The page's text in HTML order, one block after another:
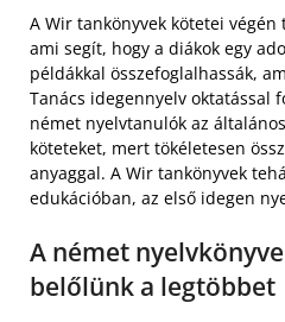
A Wir tankönyvek kötetei végén
ami segít, hogy a diákok egy
példákkal összefoglalhassák,
Tanács idegennyelv oktatással
német nyelvtanulók az
köteteket, mert tökéletesen
anyaggal. A Wir tankönyvek
edukációban, az első idegen
A német
belőlünk a legtöbbet